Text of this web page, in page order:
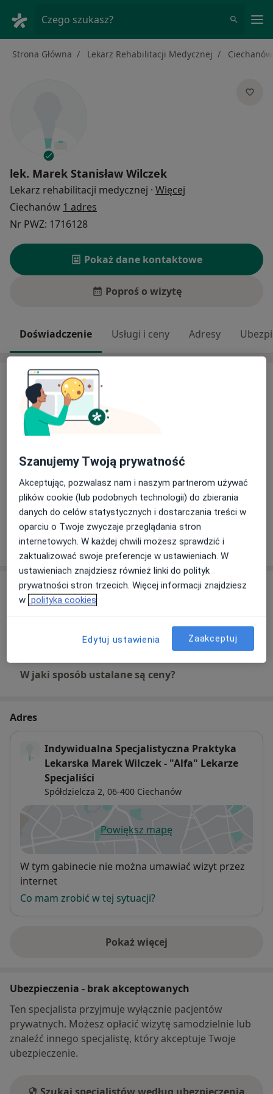
Czego szukasz?
Strona Główna Lekarz Rehabilitacji Medycznej Ciechanów
lek. Marek Stanisław Wilczek
Lekarz rehabilitacji medycznej · Więcej
Ciechanów 1 adres
Nr PWZ: 1716128
Pokaż dane kontaktowe
Poproś o wizytę
Doświadczenie Usługi i ceny Adresy
Moje doświadczenie
Zakres porad
Ortopedia i traumatologia narządu ruchu
Rehabilitacja medyczna
Płaskostopie Paluch koślawy
Złamania
Uszkodzenia więzadeł
Uszkodzenia narządu ruchu
+2a11y_sr_more_diseases
Pokaż więcejo doświadczeniu
Usługi i ceny
W jaki sposób ustalane są ceny?
Adres
Indywidualna Specjalistyczna Praktyka
Lekarska Marek Wilczek - "Alfa" Lekarze
Specjaliści
Spółdzielcza 2, 06-400 Ciechanów
Powiększ mapęotwiera się w nowej karcie
Dostępność
W tym gabinecie nie można umawiać wizyt przez
internet
Co mam zrobić w tej sytuacji?
Pokaż więcej
o adresie
Ubezpieczenia - brak akceptowanych
Ten specjalista przyjmuje wyłącznie pacjentów
prywatnych. Możesz opłacić wizytę samodzielnie lub
znaleźć innego specjalistę, który akceptuje Twoje
ubezpieczenie.
Szanujemy Twoją prywatność
Akceptując, pozwalasz nam i naszym partnerom używać
plików cookie (lub podobnych technologii) do zbierania
danych do celów statystycznych i dostarczania treści w
oparciu o Twoje zwyczaje przeglądania stron
internetowych. W każdej chwili możesz sprawdzić i
zaktualizować swoje preferencje w ustawieniach. W
ustawieniach znajdziesz również linki do polityk
prywatności stron trzecich. Więcej informacji znajdziesz
w polityka cookies
Edytuj ustawienia Zaakceptuj